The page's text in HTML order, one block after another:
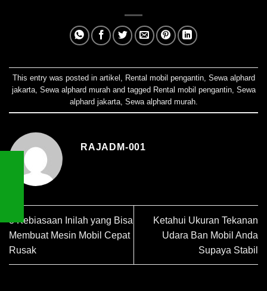
This entry was posted in artikel Rental mobil pengantin, Sewa alphard
jakarta, Sewa alphard murahand tagged Rental mobil pengantin, Sewa
alphard jakarta, Sewa alphard murah.
RAJADM-001
8 Kebiasaan Inilah yang Bisa
Membuat Mesin Mobil Cepat
Rusak
Ketahui Ukuran Tekanan
Udara Ban Mobil Anda
Supaya Stabil